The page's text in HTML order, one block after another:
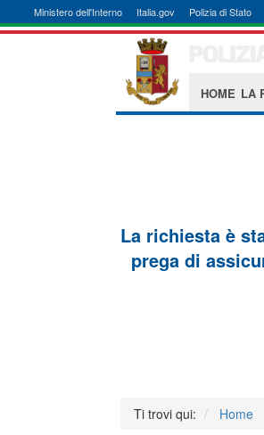
Ministero dell'Interno Italia.gov Polizia di Stato
HOME LA
La richiesta è
prega di
Ti trovi qui: Home